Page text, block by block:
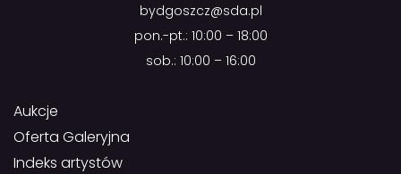
bydgoszcz@sda.pl
pon.-pt.: 10:00 – 18:00
sob.: 10:00 – 16:00
Aukcje
Oferta Galeryjna
Indeks artystów